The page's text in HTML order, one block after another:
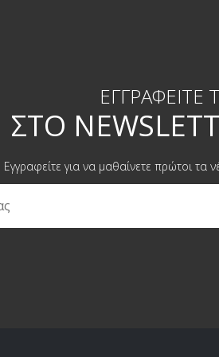
ΕΓΓΡΑΦΕΊΤΕ
ΣΤΟ
Εγγραφείτε για να μαθαίνετε πρώτοι τα